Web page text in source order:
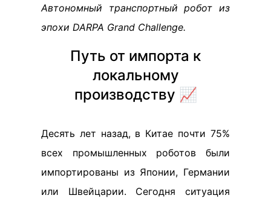
Автономный транспортный робот из
эпохи DARPA Grand Challenge.
Путь от импорта к
локальному
производству 📈
Десять лет назад, в Китае почти 75%
всех промышленных роботов были
импортированы из Японии, Германии
или Швейцарии. Сегодня ситуация